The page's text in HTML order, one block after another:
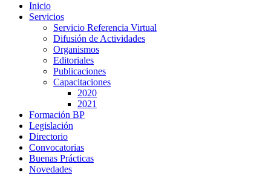
Inicio
Servicios
Servicio Referencia Virtual
Difusión de Actividades
Organismos
Editoriales
Publicaciones
Capacitaciones
2020
2021
Formación BP
Legislación
Directorio
Convocatorias
Buenas Prácticas
Novedades